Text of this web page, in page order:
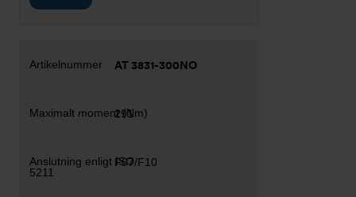
AT 3831-300NO
291
F07/F10